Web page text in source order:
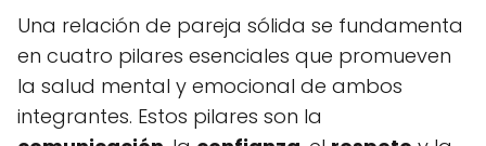
Una relación de pareja sólida se fundamenta
en cuatro pilares esenciales que promueven
la salud mental y emocional de ambos
integrantes. Estos pilares son la